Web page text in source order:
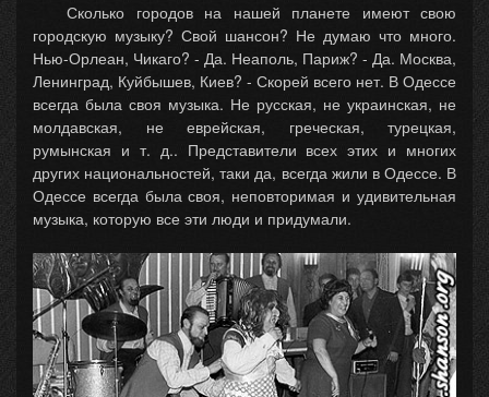
Сколько городов на нашей планете имеют свою
городскую музыку? Свой шансон? Не думаю что много.
Нью-Орлеан, Чикаго? - Да. Неаполь, Париж? - Да. Москва,
Ленинград, Куйбышев, Киев? - Скорей всего нет. В Одессе
всегда была своя музыка. Не русская, не украинская, не
молдавская, не еврейская, греческая, турецкая,
румынская и т. д.. Представители всех этих и многих
других национальностей, таки да, всегда жили в Одессе. В
Одессе всегда была своя, неповторимая и удивительная
музыка, которую все эти люди и придумали.